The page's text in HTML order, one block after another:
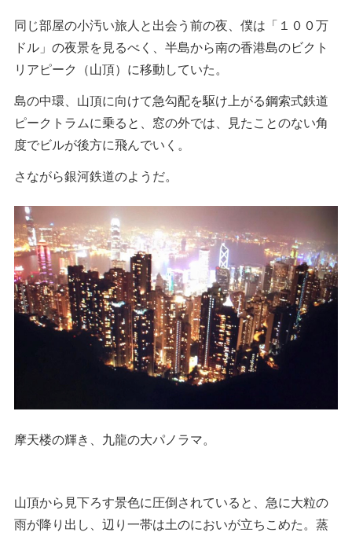
同じ部屋の小汚い旅人と出会う前の夜、僕は「１００万
ドル」の夜景を見るべく、半島から南の香港島のビクト
リアピーク（山頂）に移動していた。
島の中環、山頂に向けて急勾配を駆け上がる鋼索式鉄道
ピークトラムに乗ると、窓の外では、見たことのない角
度でビルが後方に飛んでいく。
さながら銀河鉄道のようだ。
摩天楼の輝き、九龍の大パノラマ。
山頂から見下ろす景色に圧倒されていると、急に大粒の
雨が降り出し、辺り一帯は土のにおいが立ちこめた。蒸